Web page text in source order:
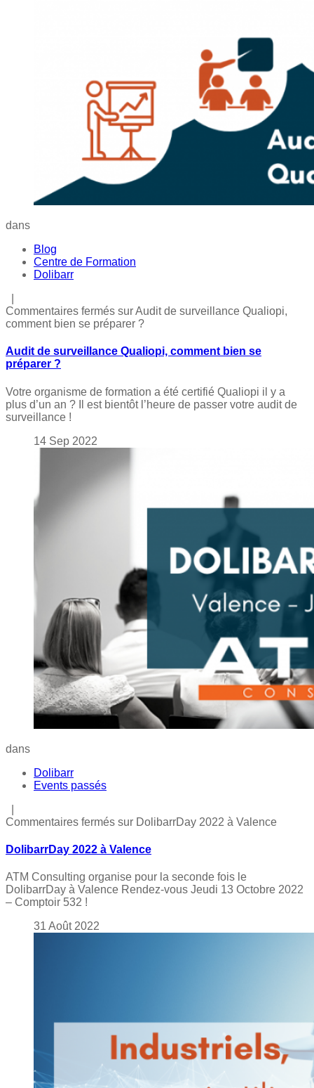
dans
Blog
Centre de Formation
Dolibarr
Commentaires fermés sur Audit de surveillance Qualiopi,
comment bien se préparer ?
Audit de surveillance Qualiopi, comment bien se
préparer ?
Votre organisme de formation a été certifié Qualiopi il y a
plus d’un an ? Il est bientôt l’heure de passer votre audit de
surveillance !
14 Sep 2022
dans
Dolibarr
Events passés
Commentaires fermés sur DolibarrDay 2022 à Valence
DolibarrDay 2022 à Valence
ATM Consulting organise pour la seconde fois le
DolibarrDay à Valence Rendez-vous Jeudi 13 Octobre 2022
– Comptoir 532 !
31 Août 2022